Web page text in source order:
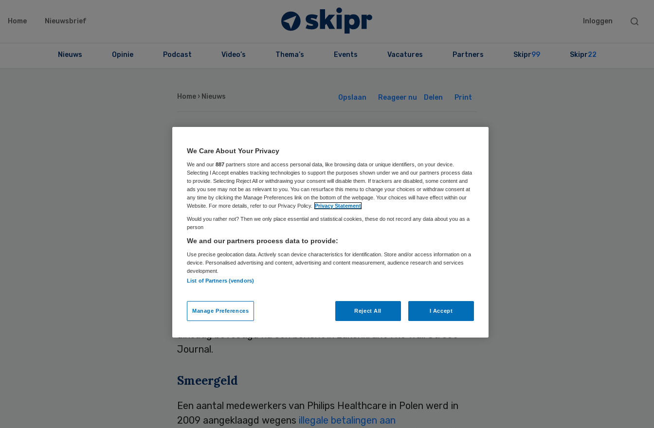
Home Nieuwsbrief Inloggen
Search
Nieuws Opinie Podcast Video’s Thema’s Events Vacatures Partners Skipr99 Skipr22
Home › Nieuws Opslaan Reageer nu Delen Print
Philips betaalt VS
boete om Poolse
fraudezaak
euro aan beurswaakhond SEC wegens een omkoopschandaal in
Polen. Dat heeft een woordvoerder van het elektronicaconcern
dinsdag bevestigd na een bericht in zakenkrant The Wall Street
Journal.
Smeergeld
Een aantal medewerkers van Philips Healthcare in Polen werd in
2009 aangeklaagd wegens illegale betalingen aan
We Care About Your Privacy
We and our 887 partners store and access personal data, like browsing data or unique identifiers, on your device.
Selecting I Accept enables tracking technologies to support the purposes shown under we and our partners process data
to provide. Selecting Reject All or withdrawing your consent will disable them. If trackers are disabled, some content and
ads you see may not be as relevant to you. You can resurface this menu to change your choices or withdraw consent at
any time by clicking the Manage Preferences link on the bottom of the webpage. Your choices will have effect within our
Website. For more details, refer to our Privacy Policy. Privacy Statement
Would you rather not? Then we only place essential and statistical cookies, these do not record any data about you as a
person
We and our partners process data to provide:
Use precise geolocation data. Actively scan device characteristics for identification. Store and/or access information on a
device. Personalised advertising and content, advertising and content measurement, audience research and services
development.
List of Partners (vendors)
Manage Preferences Reject All I Accept